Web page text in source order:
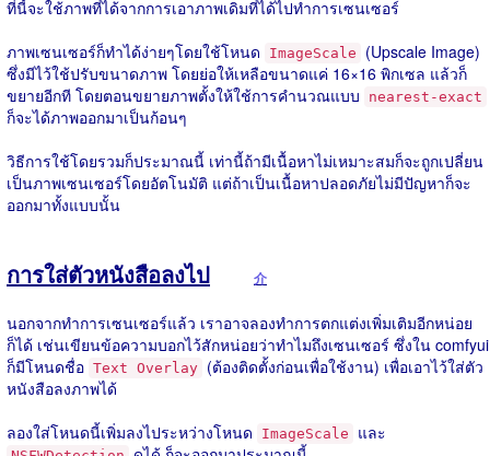
ที่นี้จะใช้ภาพที่ได้จากการเอาภาพเดิมที่ได้ไปทำการเซนเซอร์
ภาพเซนเซอร์ก็ทำได้ง่ายๆโดยใช้โหนด
ImageScale
(Upscale Image)
ซึ่งมีไว้ใช้ปรับขนาดภาพ โดยย่อให้เหลือขนาดแค่ 16×16 พิกเซล แล้วก็
ขยายอีกที โดยตอนขยายภาพตั้งให้ใช้การคำนวณแบบ
nearest-exact
ก็จะได้ภาพออกมาเป็นก้อนๆ
วิธีการใช้โดยรวมก็ประมาณนี้ เท่านี้ถ้ามีเนื้อหาไม่เหมาะสมก็จะถูกเปลี่ยน
เป็นภาพเซนเซอร์โดยอัตโนมัติ แต่ถ้าเป็นเนื้อหาปลอดภัยไม่มีปัญหาก็จะ
ออกมาทั้งแบบนั้น
การใส่ตัวหนังสือลงไป 介
นอกจากทำการเซนเซอร์แล้ว เราอาจลองทำการตกแต่งเพิ่มเติมอีกหน่อย
ก็ได้ เช่นเขียนข้อความบอกไว้สักหน่อยว่าทำไมถึงเซนเซอร์ ซึ่งใน comfyui
ก็มีโหนดชื่อ Text Overlay (ต้องติดตั้งก่อนเพื่อใช้งาน) เพื่อเอาไว้ใส่ตัว
หนังสือลงภาพได้
ลองใส่โหนดนี้เพิ่มลงไประหว่างโหนด
ImageScale และ